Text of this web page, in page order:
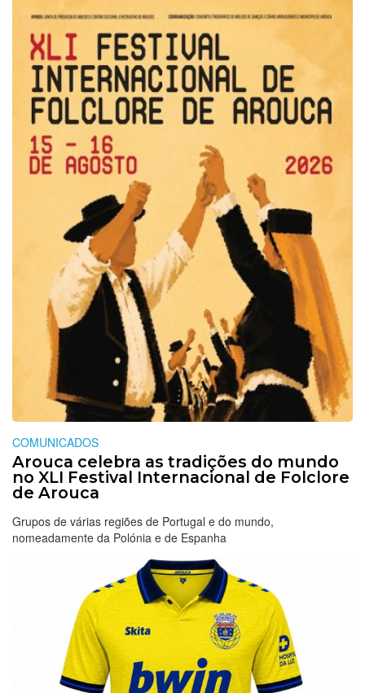
COMUNICADOS
Arouca celebra as tradições do mundo
no XLI Festival Internacional de Folclore
de Arouca
Grupos de várias regiões de Portugal e do mundo,
nomeadamente da Polónia e de Espanha